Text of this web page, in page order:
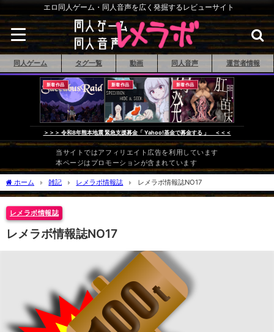
エロ同人ゲーム・同人音声を広く発掘するレビューサイト
同人ゲーム タグ一覧 動画 同人音声 運営者情報
新着作品 新着作品 新着作品
＞＞＞ 令和8年熊本地震 緊急支援募金「 Yahoo!基金で募金する 」 ＜＜＜
当サイトではアフィリエイト広告を利用しています
本ページはプロモーションが含まれています
ホーム 雑記 レメラボ情報誌 レメラボ情報誌NO17
レメラボ情報誌
レメラボ情報誌NO17